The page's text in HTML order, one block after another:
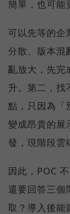
簡單，也可能
可以先等的企
分散、版本混
亂放大，先完
升。第二，找
點，只因為「
變成昂貴的展
發，現階段雲
因此，POC
還要回答三個
取？導入後能